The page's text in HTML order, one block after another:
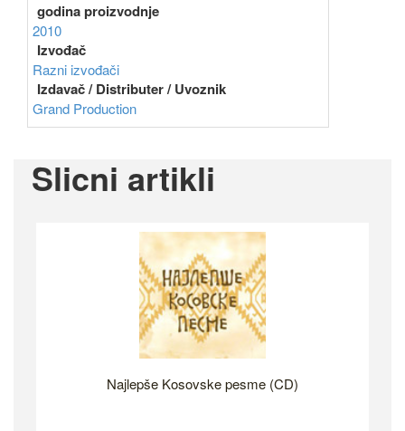
godina proizvodnje
2010
Izvođač
Razni izvođači
Izdavač / Distributer / Uvoznik
Grand Production
Slicni artikli
Najlepše Kosovske pesme (CD)